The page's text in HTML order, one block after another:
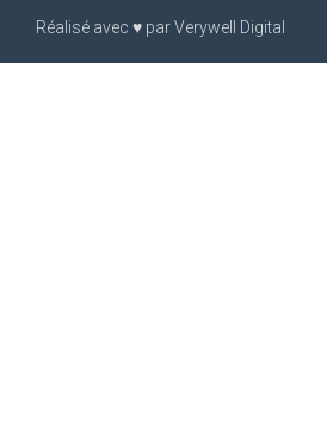
Réalisé avec ♥ parVerywell Digital